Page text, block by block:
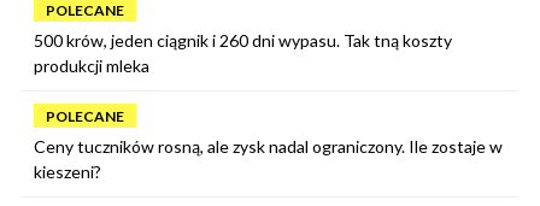
POLECANE
500 krów, jeden ciągnik i 260 dni wypasu. Tak tną koszty
produkcji mleka
POLECANE
Ceny tuczników rosną, ale zysk nadal ograniczony. Ile zostaje w
kieszeni?